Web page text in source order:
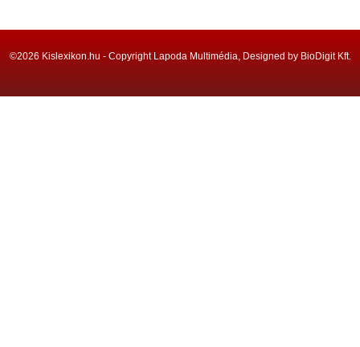
©2026 Kislexikon.hu - Copyright Lapoda Multimédia, Designed by BioDigit Kft.